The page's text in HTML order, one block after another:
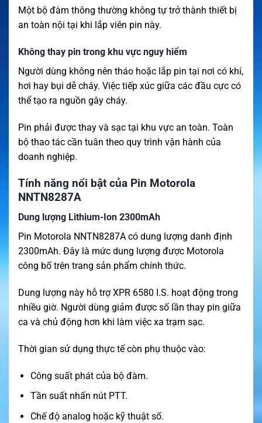
Một bộ đàm thông thường không tự trở thành thiết bị
an toàn nội tại khi lắp viên pin này.
Không thay pin trong khu vực nguy hiểm
Người dùng không nên tháo hoặc lắp pin tại nơi có khí,
hơi hay bụi dễ cháy. Việc tiếp xúc giữa các đầu cực có
thể tạo ra nguồn gây cháy.
Pin phải được thay và sạc tại khu vực an toàn. Toàn
bộ thao tác cần tuân theo quy trình vận hành của
doanh nghiệp.
Tính năng nổi bật của Pin Motorola
NNTN8287A
Dung lượng Lithium-Ion 2300mAh
Pin Motorola NNTN8287A có dung lượng danh định
2300mAh. Đây là mức dung lượng được Motorola
công bố trên trang sản phẩm chính thức.
Dung lượng này hỗ trợ XPR 6580 I.S. hoạt động trong
nhiều giờ. Người dùng giảm được số lần thay pin giữa
ca và chủ động hơn khi làm việc xa trạm sạc.
Thời gian sử dụng thực tế còn phụ thuộc vào:
Công suất phát của bộ đàm.
Tần suất nhấn nút PTT.
Chế độ analog hoặc kỹ thuật số.